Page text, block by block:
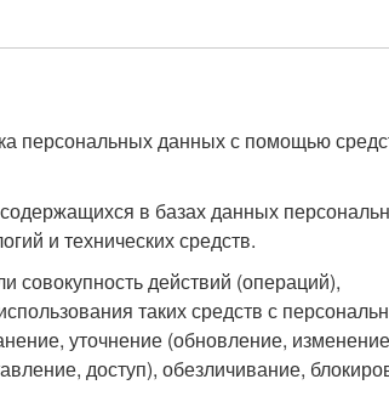
персональных данных с помощью
в базах данных
и технических средств.
действий (операций),
таких средств с
уточнение (обновление,
доступ), обезличивание,